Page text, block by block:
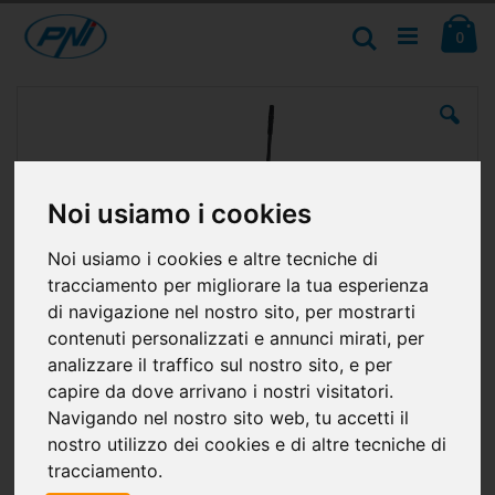
Noi usiamo i cookies
Noi usiamo i cookies e altre tecniche di
tracciamento per migliorare la tua esperienza
di navigazione nel nostro sito, per mostrarti
contenuti personalizzati e annunci mirati, per
analizzare il traffico sul nostro sito, e per
capire da dove arrivano i nostri visitatori.
Navigando nel nostro sito web, tu accetti il
nostro utilizzo dei cookies e di altre tecniche di
tracciamento.
Salta
al
contenuto
0
Cerca
immagini